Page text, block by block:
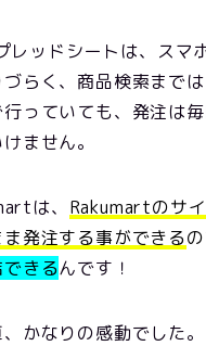
レッドシートは、スマ
らく、商品検索まで
っていても、発注は
ません。
は、 Rakumartのサ
発注する事ができるの
きるんです！
かなりの感動でした。